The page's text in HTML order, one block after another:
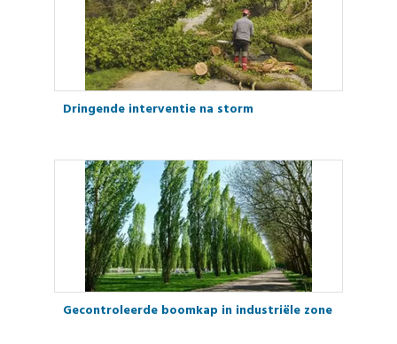
Dringende interventie na storm
Gecontroleerde boomkap in industriële zone